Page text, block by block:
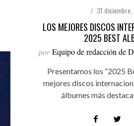
31
LOS MEJORES DISCOS
2025 BEST
por Equipo de redacción de
Presentamos los “2025
mejores discos
álbumes más